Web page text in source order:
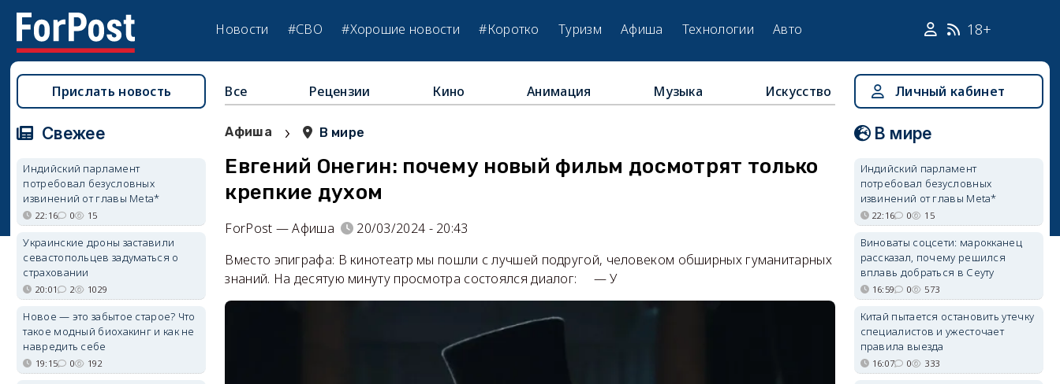
Новости #СВО #Хорошие новости #Коротко Туризм Афиша Технологии Авто 18+
Все Рецензии Кино Анимация Музыка Искусство
Афиша › В мире
Евгений Онегин: почему новый фильм досмотрят только
крепкие духом
ForPost — Афиша
20/03/2024 - 20:43
Вместо эпиграфа: В кинотеатр мы пошли с лучшей подругой, человеком обширных гуманитарных
знаний. На десятую минуту просмотра состоялся диалог: — У
Прислать новость
Свежее
Индийский парламент
потребовал безусловных
извинений от главы Meta*
22:16 0 15
Украинские дроны заставили
севастопольцев задуматься о
страховании
20:01 2 1029
Новое — это забытое старое? Что
такое модный биохакинг и как не
навредить себе
19:15 0 192
Личный кабинет
В мире
Индийский парламент
потребовал безусловных
извинений от главы Meta*
22:16 0 15
Виноваты соцсети: марокканец
рассказал, почему решился
вплавь добраться в Сеуту
16:59 0 573
Китай пытается остановить утечку
специалистов и ужесточает
правила выезда
16:07 0 333